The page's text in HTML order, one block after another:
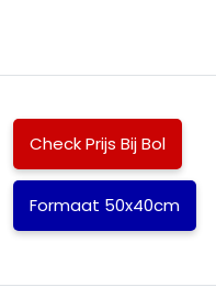
Check Prijs Bij Bol
Formaat 50x40cm